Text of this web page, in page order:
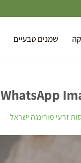
שמנים טבעיים
WhatsApp